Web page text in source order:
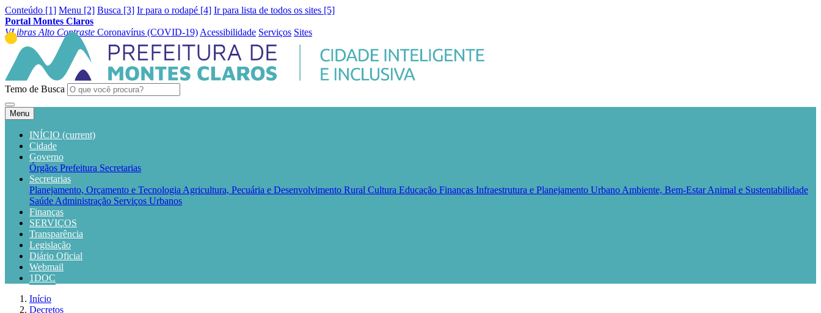
Conteúdo [1] Menu [2] Busca [3] Ir para o rodapé [4] Ir para lista de todos os sites [5]
Portal Montes Claros
VLibras Alto Contraste Coronavírus (COVID-19) Acessibilidade Serviços Sites
Temo de Busca
Menu
INÍCIO (current)
Cidade
Governo
Órgãos Prefeitura Secretarias
Secretarias
Planejamento, Orçamento e Tecnologia Agricultura, Pecuária e Desenvolvimento Rural Cultura Educação Finanças Infraestrutura e Planejamento Urbano Ambiente, Bem-Estar Animal e Sustentabilidade
Saúde Administração Serviços Urbanos
Finanças
SERVIÇOS
Transparência
Legislação
Diário Oficial
Webmail
1DOC
Início
Decretos